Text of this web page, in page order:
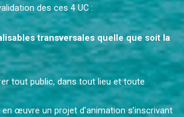
des ces 4 UC :
transversales quelle que soit la
tout public, dans tout lieu et toute
en œuvre un projet d’animation s’inscrivant